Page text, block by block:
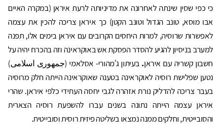
כי כפי שסין שינתה לאחרונה את מדיניותה לרעת איראן (במקרה האיים
אבו מוסא, טונב הגדול וטונב הקטן) כך איראן צריכה להכין את עצמה
לאפשרות שרוסיה, למרות היחסים הקרובים עם איראן בימים אלו, תפנה
למערב בניסיון להגיע להסדר הפסקת אש באוקראינה וזה בהכרח יהיה על
חשבון קשריה עם איראן. בעיתון ג'מהורי- אסלאמי (جمهوری اسلامی)
נטען שפלישת רוסיה לאוקראינה בטענה שאוקראינה הייתה חלק מרוסיה
בעבר צריכה להדליק נורת אזהרה לגבי יחסה העתידי כלפי איראן. שהרי
איראן עצמה הייתה נתונה בשנים עברו להשפעת רוסיה הצארית
והסובייטית, וחלקים ממנה נמצאו בשליטה פיזית רוסית וסובייטית.